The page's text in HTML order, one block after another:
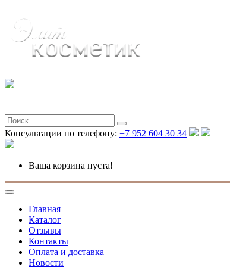
Консультации по телефону: +7 952 604 30 34
Ваша корзина пуста!
Главная
Каталог
Отзывы
Контакты
Оплата и доставка
Новости